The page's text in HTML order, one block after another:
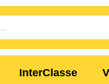
InterClasse